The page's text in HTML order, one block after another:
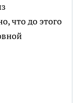
что до этого